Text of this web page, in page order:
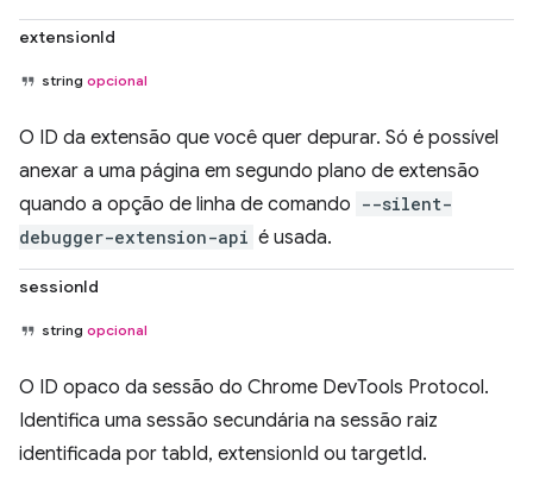
extensionId
string opcional
O ID da extensão que você quer depurar. Só é possível
anexar a uma página em segundo plano de extensão
quando a opção de linha de comando --silent-
debugger-extension-api é usada.
sessionId
string opcional
O ID opaco da sessão do Chrome DevTools Protocol.
Identifica uma sessão secundária na sessão raiz
identificada por tabId, extensionId ou targetId.